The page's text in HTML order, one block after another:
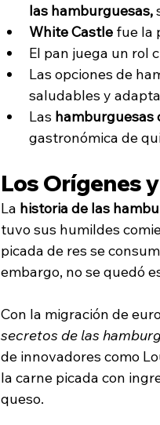
las hamburguesas,
White Castle fue la
El pan juega un rol
Las opciones de
saludables y
Las hamburguesas
gastronómica de
Los Orígenes
La historia de las
tuvo sus humildes
picada de res se
embargo, no se quedó
Con la migración de
secretos de las
de innovadores como
la carne picada con
queso.